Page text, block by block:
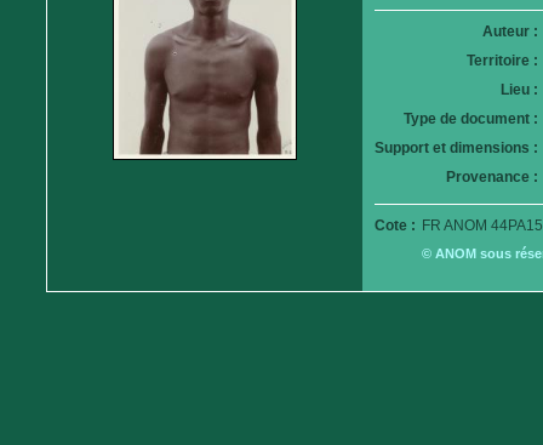
Auteur :
Territoire :
Lieu :
Type de document :
Support et dimensions :
Provenance :
Cote : FR ANOM
© ANOM sous